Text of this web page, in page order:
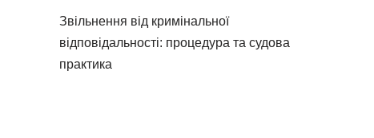
Звільнення від кримінальної
відповідальності: процедура та судова
практика